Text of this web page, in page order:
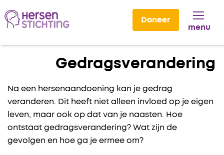
Doneer
menu
Lees voor
Gedragsverandering
Na een hersenaandoening kan je gedrag
veranderen. Dit heeft niet alleen invloed op je eigen
leven, maar ook op dat van je naasten. Hoe
ontstaat gedragsverandering? Wat zijn de
gevolgen en hoe ga je ermee om?